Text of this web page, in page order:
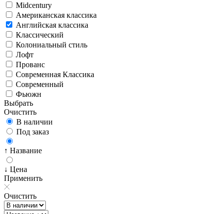
Midcentury
Американская классика
Английская классика
Классический
Колониальный стиль
Лофт
Прованс
Современная Классика
Современный
Фьюжн
Выбрать
Очистить
В наличии
Под заказ
↑ Название
↓ Цена
Применить
Очистить